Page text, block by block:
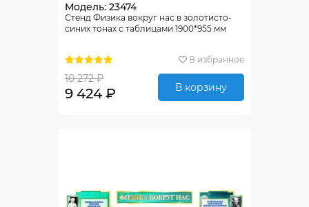
Модель: 23474
Стенд Физика вокруг нас в золотисто-
синих тонах с таблицами 1900*955 мм
В избранное
10 272 ₽
9 424 ₽ В корзину